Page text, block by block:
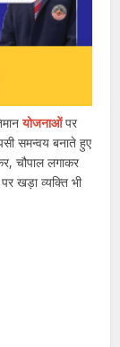
योजनाओंपर
समन्वय बनाते हुए
चौपाल लगाकर
खड़ा व्यक्ति भी